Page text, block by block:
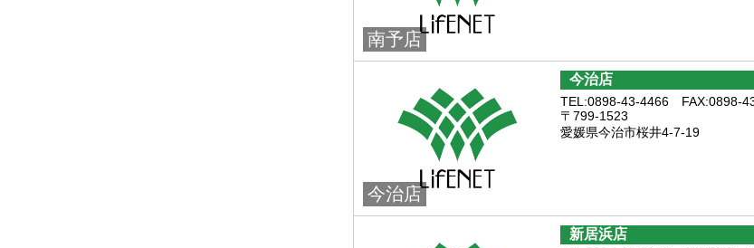
南予店
今治店
今治店
TEL:0898-43-4466 FAX:0898-
〒799-1523
愛媛県今治市桜井4-7-19
新居浜店